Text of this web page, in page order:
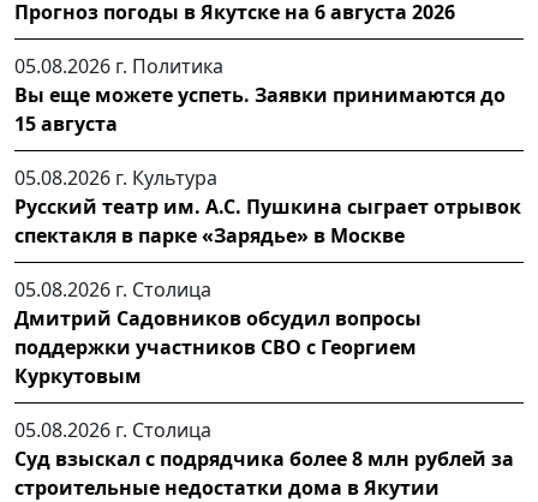
Прогноз погоды в Якутске на 6 августа 2026
05.08.2026 г. Политика
Вы еще можете успеть. Заявки принимаются до
15 августа
05.08.2026 г. Культура
Русский театр им. А.С. Пушкина сыграет отрывок
спектакля в парке «Зарядье» в Москве
05.08.2026 г. Столица
Дмитрий Садовников обсудил вопросы
поддержки участников СВО с Георгием
Куркутовым
05.08.2026 г. Столица
Суд взыскал с подрядчика более 8 млн рублей за
строительные недостатки дома в Якутии